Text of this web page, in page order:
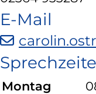
E-Mail
Montag